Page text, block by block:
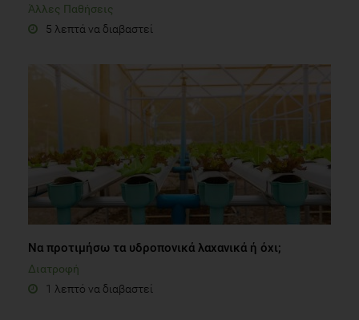
Άλλες Παθήσεις
5 λεπτά να διαβαστεί
Να προτιμήσω τα υδροπονικά λαχανικά ή όχι;
Διατροφή
1 λεπτό να διαβαστεί